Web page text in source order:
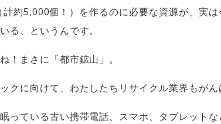
計約5,000個！）を作るのに必要な資源が、実
る、というんです。
！まさに「都市鉱山」。
クに向けて、わたしたちリサイクル業界もがん
っている古い携帯電話、スマホ、タブレット